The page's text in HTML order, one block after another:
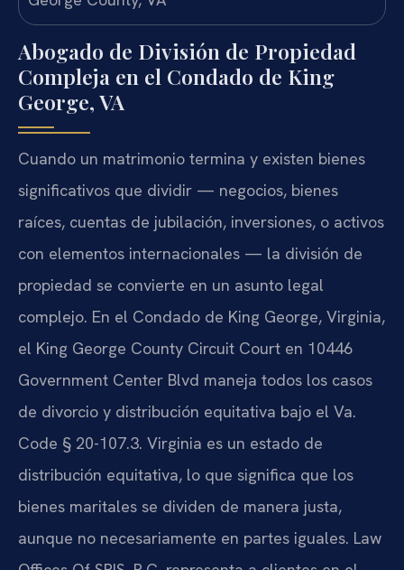
Abogado de División de Propiedad
Compleja en el Condado de King
George, VA
Cuando un matrimonio termina y existen bienes
significativos que dividir — negocios, bienes
raíces, cuentas de jubilación, inversiones, o activos
con elementos internacionales — la división de
propiedad se convierte en un asunto legal
complejo. En el Condado de King George, Virginia,
el King George County Circuit Court en 10446
Government Center Blvd maneja todos los casos
de divorcio y distribución equitativa bajo el Va.
Code § 20-107.3. Virginia es un estado de
distribución equitativa, lo que significa que los
bienes maritales se dividen de manera justa,
aunque no necesariamente en partes iguales. Law